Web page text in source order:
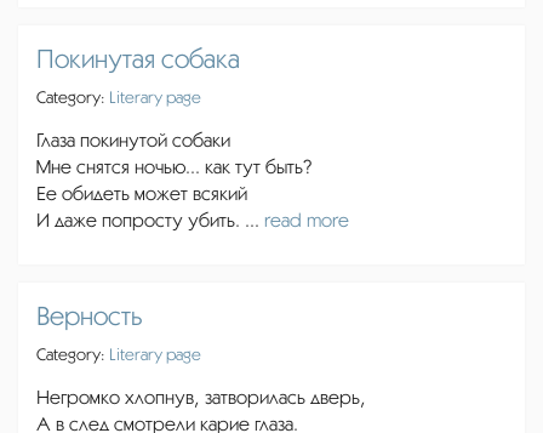
Покинутая собака
Category: Literary page
Глаза покинутой собаки
Мне снятся ночью... как тут быть?
Ее обидеть может всякий
И даже попросту убить. ... read more
Верность
Category: Literary page
Негромко хлопнув, затворилась дверь,
А в след смотрели карие глаза.